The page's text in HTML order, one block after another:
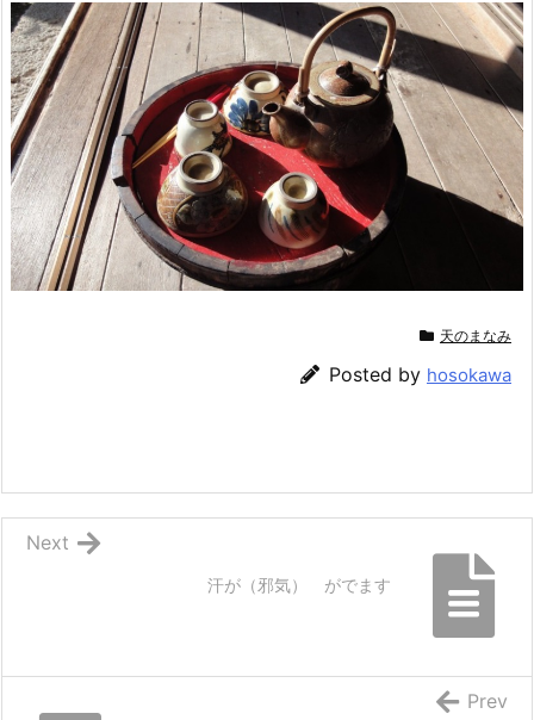
天のまなみ
Posted by hosokawa
汗が（邪気） がでます
Next
Prev